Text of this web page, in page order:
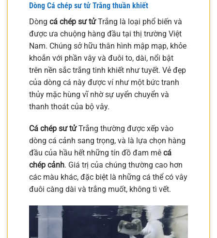
Dòng Cá chép sư tử Trắng thuần khiết
Dòng cá chép sư tửTrắng là loại phổ biến và
được ưa chuộng hàng đầu tại thị trường Việt
Nam. Chúng sở hữu thân hình mập mạp, khỏe
khoắn với phần vây và đuôi to, dài, nổi bật
trên nền sắc trắng tinh khiết như tuyết. Vẻ đẹp
của dòng cá này được ví như một bức tranh
thủy mặc hùng vĩ nhờ sự uyển chuyển và
thanh thoát của bộ vây.
Cá chép sư tửTrắng thường được xếp vào
dòng cá cảnh sang trọng, và là lựa chọn hàng
đầu của hầu hết những tín đồ đam mê cá
chép cảnh. Giá trị của chúng thường cao hơn
các màu khác, đặc biệt là những cá thể có vây
đuôi càng dài và trắng muốt, không tì vết.